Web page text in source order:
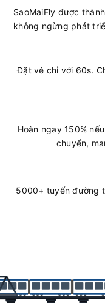
SaoMaiFly được
không ngừng phát
Đặt vé chỉ với 60s.
Hoàn ngay 150%
chuyển,
5000+ tuyến đường